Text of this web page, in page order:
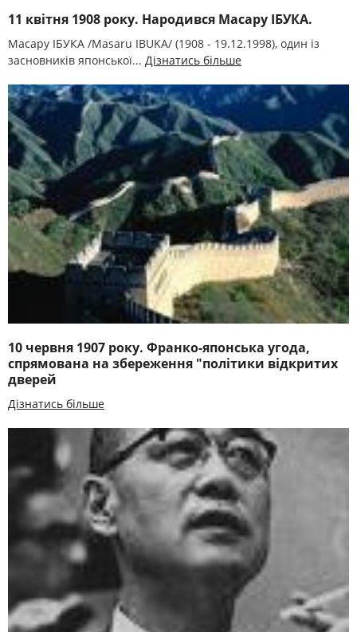
11 квітня 1908 року. Народився Масару ІБУКА.
Масару ІБУКА /Masaru IBUKA/ (1908 - 19.12.1998), один із
засновників японської... Дізнатись більше
10 червня 1907 року. Франко-японська угода,
спрямована на збереження "політики відкритих
дверей
Дізнатись більше